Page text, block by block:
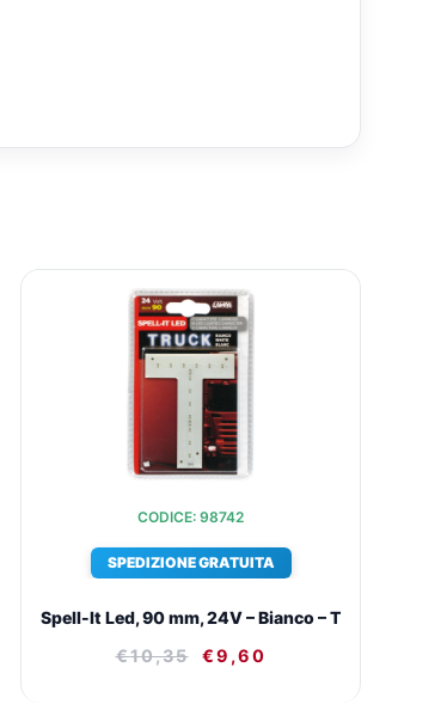
CODICE: 98742
SPEDIZIONE GRATUITA
Spell-It Led, 90 mm, 24V – Bianco – T
€10,35
PREZZO
ORIGINALE
ERA:
€10,35.
€9,60